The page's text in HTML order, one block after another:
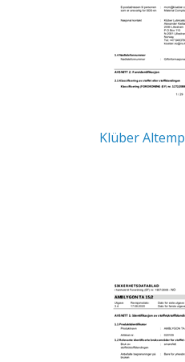
Klüber Altemp